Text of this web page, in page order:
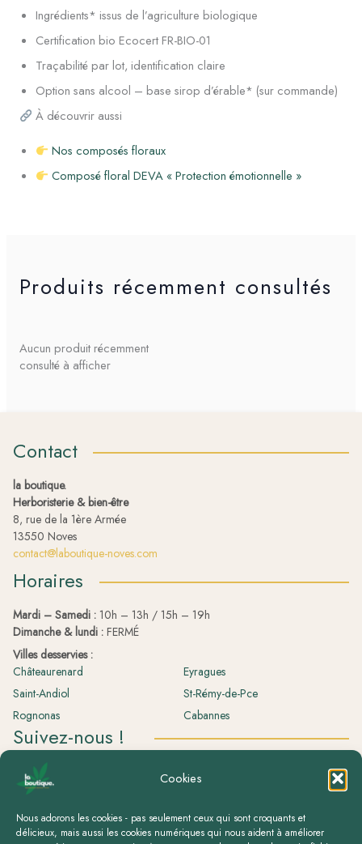
Cookies
Nous adorons les cookies - pas seulement ceux qui sont croquants et
délicieux, mais aussi les cookies numériques qui nous aident à améliorer
Ingrédients* issus de l’agriculture biologique
Certification bio Ecocert FR-BIO-01
Traçabilité par lot, identification claire
Option sans alcool – base sirop d’érable* (sur commande)
À découvrir aussi
Nos composés floraux
Composé floral DEVA « Protection émotionnelle »
Produits récemment consultés
Aucun produit récemment
consulté à afficher
Contact
la boutique.
Herboristerie & bien-être
8, rue de la 1ère Armée
13550 Noves
contact@laboutique-noves.com
Horaires
Mardi – Samedi : 10h – 13h / 15h – 19h
Dimanche & lundi : FERMÉ
Villes desservies :
Châteaurenard
Eyragues
Saint-Andiol
St-Rémy-de-Pce
Rognonas
Cabannes
Suivez-nous !